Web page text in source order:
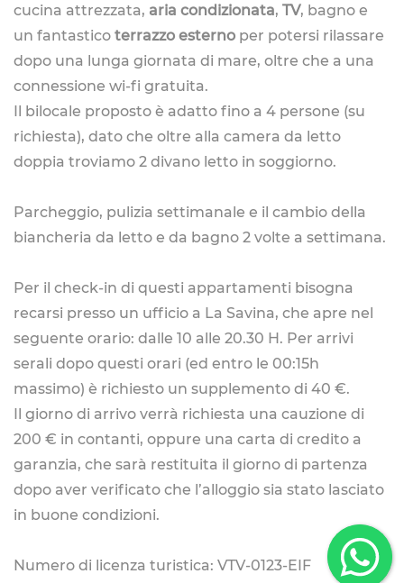
cucina attrezzata, aria condizionata, TV, bagno e
un fantastico terrazzo esterno per potersi rilassare
dopo una lunga giornata di mare, oltre che a una
connessione wi-fi gratuita.
Il bilocale proposto è adatto fino a 4 persone (su
richiesta), dato che oltre alla camera da letto
doppia troviamo 2 divano letto in soggiorno.
Parcheggio, pulizia settimanale e il cambio della
biancheria da letto e da bagno 2 volte a settimana.
Per il check-in di questi appartamenti bisogna
recarsi presso un ufficio a La Savina, che apre nel
seguente orario: dalle 10 alle 20.30 H. Per arrivi
serali dopo questi orari (ed entro le 00:15h
massimo) è richiesto un supplemento di 40 €.
Il giorno di arrivo verrà richiesta una cauzione di
200 € in contanti, oppure una carta di credito a
garanzia, che sarà restituita il giorno di partenza
dopo aver verificato che l’alloggio sia stato lasciato
in buone condizioni.
Numero di licenza turistica: VTV-0123-EIF